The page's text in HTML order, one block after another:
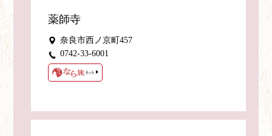
薬師寺
奈良市西ノ京町457
0742-33-6001